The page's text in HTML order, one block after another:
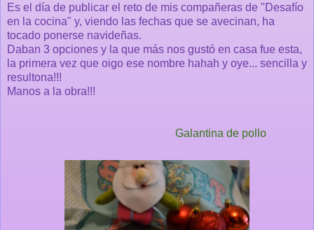
Es el día de publicar el reto de mis compañeras de "Desafío
en la cocina" y, viendo las fechas que se avecinan, ha
tocado ponerse navideñas.
Daban 3 opciones y la que más nos gustó en casa fue esta,
la primera vez que oigo ese nombre hahah y oye... sencilla y
resultona!!!
Manos a la obra!!!
Galantina de pollo